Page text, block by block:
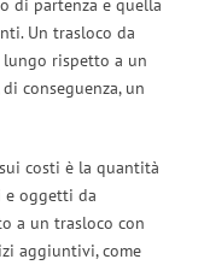
di partenza e quella
Un trasloco da
rispetto a un
conseguenza, un
costi è la quantità
e oggetti da
a un trasloco con
aggiuntivi, come